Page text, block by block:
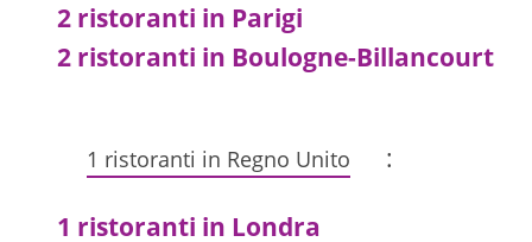
2 ristoranti in Parigi
2 ristoranti in Boulogne-Billancourt
1 ristoranti in Regno Unito :
1 ristoranti in Londra